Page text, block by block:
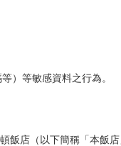
）等敏感資料之行為。
飯店（以下簡稱「本飯